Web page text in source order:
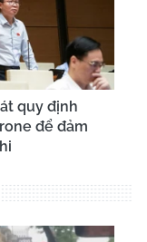
quy định
để đảm